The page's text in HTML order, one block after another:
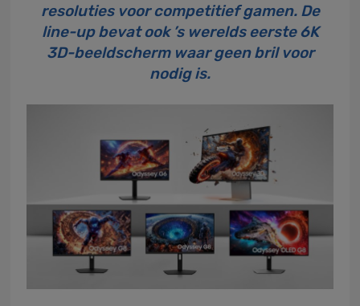
resoluties voor competitief gamen. De
line-up bevat ook ’s werelds eerste 6K
3D-beeldscherm waar geen bril voor
nodig is.